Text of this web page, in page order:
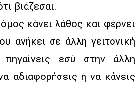
βιάζεσαι.
κάνει λάθος και φέρνει
ανήκει σε άλλη γειτονική
πηγαίνεις εσύ στην άλλη
αδιαφορήσεις ή να κάνεις